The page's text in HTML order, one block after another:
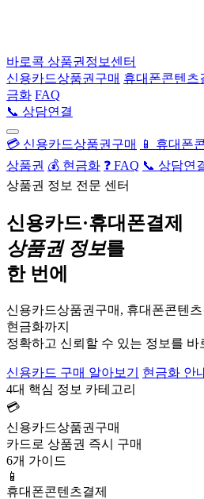
바로콕 상품권정보센터
신용카드상품권구매 휴대폰콘텐츠
금화 FAQ
📞 상담연결
💳 신용카드상품권구매 📱 휴대폰
상품권 💰 현금화 ❓ FAQ 📞 상담연
상품권 정보 전문 센터
신용카드·휴대폰결제
상품권 정보를
한 번에
신용카드상품권구매, 휴대폰콘텐
현금화까지
정확하고 신뢰할 수 있는 정보를
신용카드 구매 알아보기
현금화 안
4대 핵심 정보 카테고리
💳
신용카드상품권구매
카드로 상품권 즉시 구매
6개 가이드
📱
휴대폰콘텐츠결제